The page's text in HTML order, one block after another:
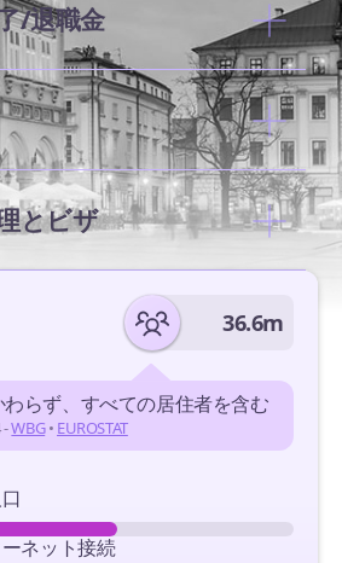
/退職金
とビザ
36.6m
らず、すべての居住者を含む
-WBG• EUROSTAT
ネット接続